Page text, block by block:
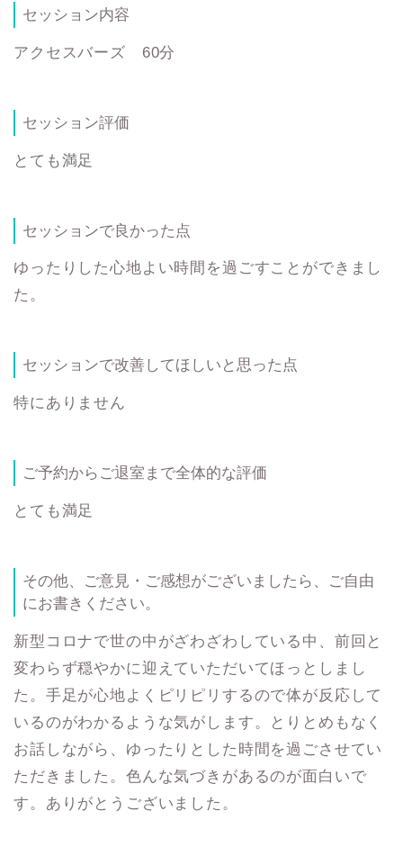
セッション内容
アクセスバーズ 60分
セッション評価
とても満足
セッションで良かった点
ゆったりした心地よい時間を過ごすことができまし
た。
セッションで改善してほしいと思った点
特にありません
ご予約からご退室まで全体的な評価
とても満足
その他、ご意見・ご感想がございましたら、ご自由
にお書きください。
新型コロナで世の中がざわざわしている中、前回と
変わらず穏やかに迎えていただいてほっとしまし
た。手足が心地よくピリピリするので体が反応して
いるのがわかるような気がします。とりとめもなく
お話しながら、ゆったりとした時間を過ごさせてい
ただきました。色んな気づきがあるのが面白いで
す。ありがとうございました。